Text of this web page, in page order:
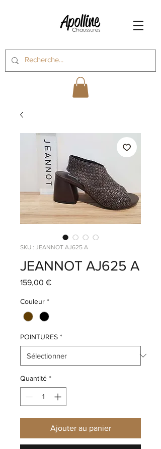
SKU : JEANNOT AJ625 A
JEANNOT AJ625 A
159,00 €Prix
Couleur *
POINTURES *
Quantité *
Ajouter au panier